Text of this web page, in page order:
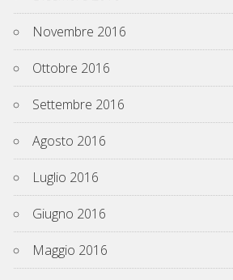
Novembre 2016
Ottobre 2016
Settembre 2016
Agosto 2016
Luglio 2016
Giugno 2016
Maggio 2016